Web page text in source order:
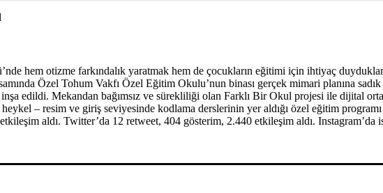
hem otizme farkındalık yaratmak hem de çocukların eğitimi için ihtiyaç
Özel Tohum Vakfı Özel Eğitim Okulu’nun binası gerçek mimari planına
edildi. Mekandan bağımsız ve sürekliliği olan Farklı Bir Okul projesi ile dijital
– resim ve giriş seviyesinde kodlama derslerinin yer aldığı özel eğitim programı
aldı. Twitter’da 12 retweet, 404 gösterim, 2.440 etkileşim aldı.